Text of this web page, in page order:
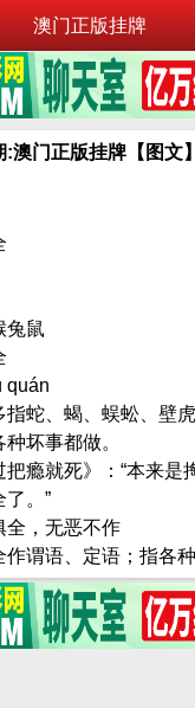
澳门正版挂牌
:澳门正版挂牌【图文
兔鼠
quán
指蛇、蝎、蜈蚣、壁
坏事都做。
把瘾就死》：“本来是
。”
全，无恶不作
作谓语、定语；指各种